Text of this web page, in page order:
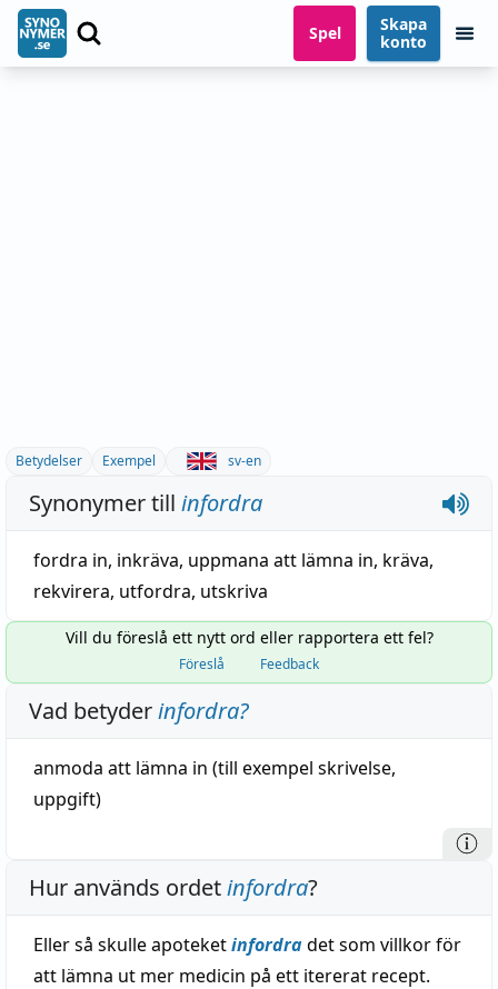
Spel
Skapa
konto
Betydelser Exempel sv-en
Synonymer till infordra
fordra in, inkräva, uppmana att lämna in, kräva,
rekvirera, utfordra, utskriva
Vill du föreslå ett nytt ord eller rapportera ett fel?
Föreslå Feedback
Vad betyderinfordra?
anmoda att lämna in (till exempel skrivelse,
uppgift)
Hur används ordetinfordra?
Eller så skulle apoteketinfordradet som villkor för
att lämna ut mer medicin på ett itererat recept.